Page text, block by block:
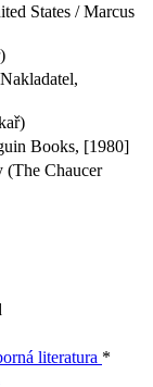
States / Marcus
Books, [1980]
(The Chaucer
literatura *